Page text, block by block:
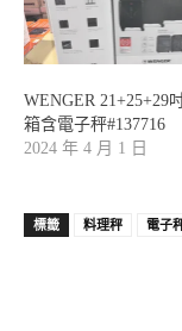
WENGER 21+25+29
箱含電子秤#137716
2024 年 4 月 1 日
標籤 料理秤 電子